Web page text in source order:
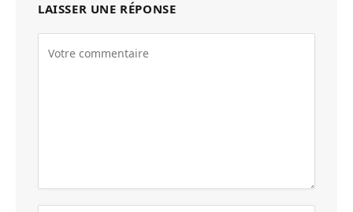
LAISSER UNE RÉPONSE